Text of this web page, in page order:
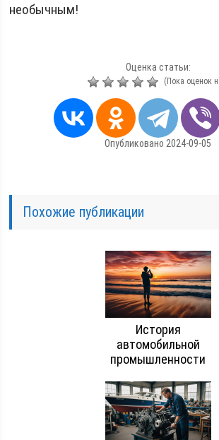
необычным!
Оценка статьи:
(Пока оценок
Опубликовано 2024-09-05
Похожие публикации
История
автомобильной
промышленности